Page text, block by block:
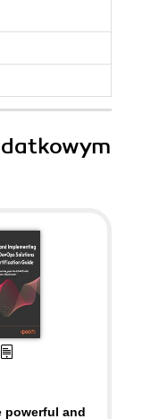
powerful and